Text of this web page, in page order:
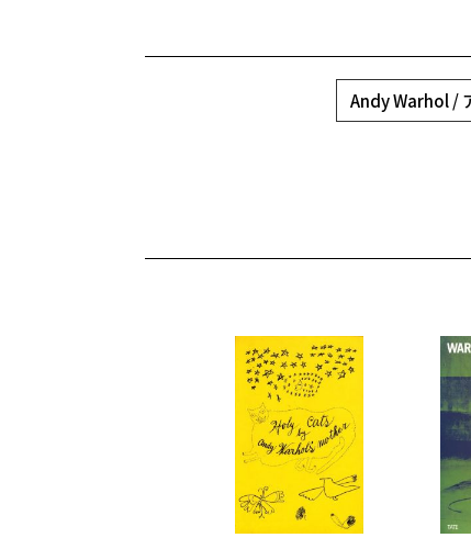
Andy Warhol /